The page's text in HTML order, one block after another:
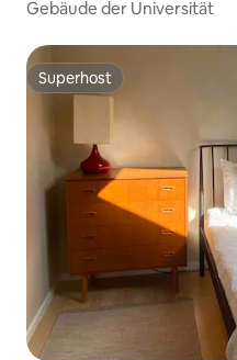
Gebäude der Universität
Superhost
Superhost